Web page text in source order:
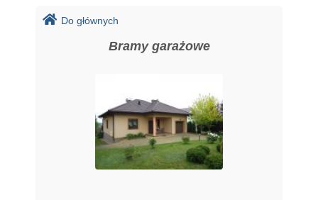
Do głównych
Bramy garażowe